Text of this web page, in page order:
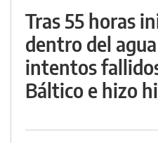
Tras 55 horas
dentro del
intentos
Báltico e hizo